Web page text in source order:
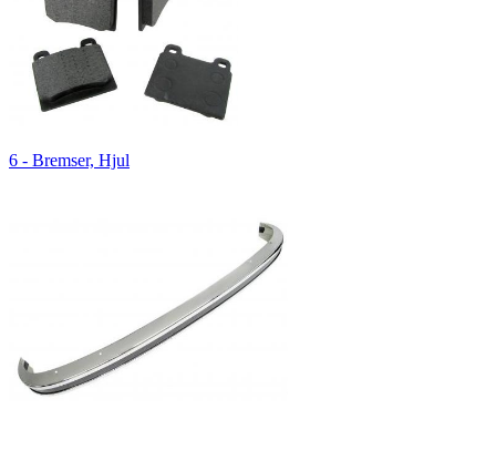
6 - Bremser, Hjul